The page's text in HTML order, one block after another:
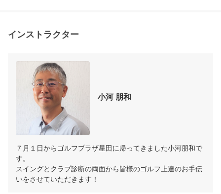
15:00～　の場合…
2:30　第二希望：希望日入力　15:00～16:00　とご入
力下さい。
※レッスン時間60分のため、終了
時間は開始時間の60分後で設定お願いします。
例2　土日で行きたい日にちはあるが、14時に終了し
入力方法＞　第一希望：希望日入力　8:30～14:
インストラクター
小河 朋和
７月１日からゴルフプラザ星田に帰ってきました小河朋和で
す。
スイングとクラブ診断の両面から皆様のゴルフ上達のお手伝
いをさせていただきます！